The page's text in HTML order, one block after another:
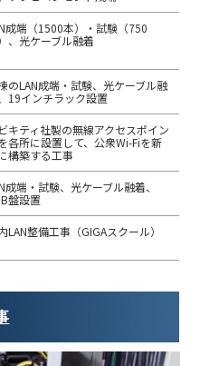
成端（1500本）・試験（750
、光ケーブル融着
のLAN成端・試験、光ケーブル融
19インチラック設置
キティ社製の無線アクセスポイン
各所に設置して、公衆Wi-Fiを新
構築する工事
成端・試験、光ケーブル融着、
盤設置
LAN整備工事（GIGAスクール）